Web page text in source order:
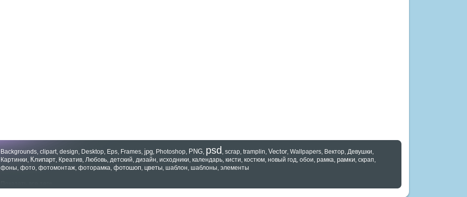
Backgrounds, clipart, design, Desktop, Eps, Frames, jpg, Photoshop, PNG, psd , scrap, tramplin, Vector, Wallpapers, Вектор, Девушки,
Картинки, Клипарт, Креатив, Любовь, детский, дизайн, исходники, календарь, кисти, костюм, новый год, обои, рамка, рамки, скрап,
фоны, фото, фотомонтаж, фоторамка, фотошоп, цветы, шаблон, шаблоны, элементы